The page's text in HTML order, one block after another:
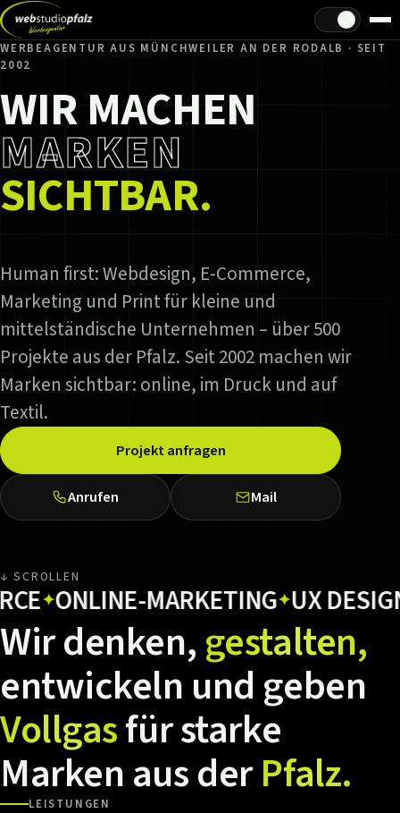
Hell/Dunkel
WERBEAGENTUR AUS MÜNCHWEILER AN DER RODALB · SEIT
2002
WIR MACHEN
MARKEN
SICHTBAR.
Human first: Webdesign, E-Commerce,
Marketing und Print für kleine und
mittelständische Unternehmen – über 500
Projekte aus der Pfalz. Seit 2002 machen wir
Marken sichtbar: online, im Druck und auf
Textil.
Projekt anfragen
Anrufen Mail
↓ SCROLLEN
ONLINE-MARKETING✦UX DESIGN✦
Wirdenken,gestalten,
entwickeln und geben
Vollgasfürstarke
MarkenausderPfalz.
LEISTUNGEN